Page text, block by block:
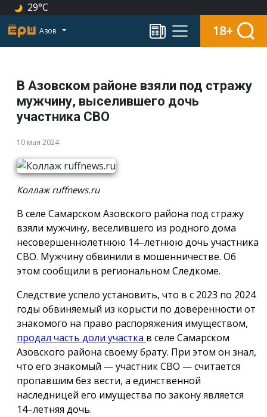
29°C
Азов 18+
В Азовском районе взяли под стражу
мужчину, выселившего дочь
участника СВО
10 мая 2024
Коллаж ruffnews.ru
В селе Самарском Азовского района под стражу
взяли мужчину, веселившего из родного дома
несовершеннолетнюю 14–летнюю дочь участника
СВО. Мужчину обвинили в мошенничестве. Об
этом сообщили в региональном Следкоме.
Следствие успело установить, что в с 2023 по 2024
годы обвиняемый из корысти по доверенности от
знакомого на право распоряжения имуществом,
продал часть доли участка в селе Самарском
Азовского района своему брату. При этом он знал,
что его знакомый — участник СВО — считается
пропавшим без вести, а единственной
наследницей его имущества по закону является
14–летняя дочь.